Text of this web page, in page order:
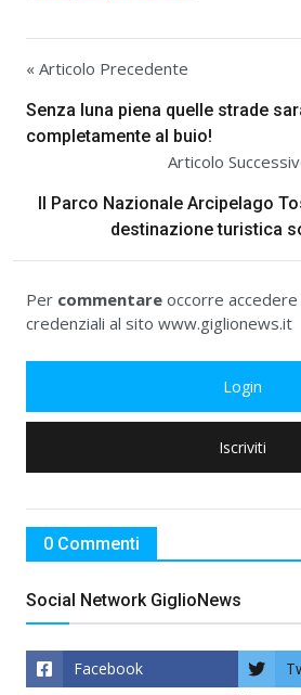
« Articolo Precedente
Senza luna piena quelle strade
completamente al buio!
Articolo
Il Parco Nazionale Arcipelago
destinazione turistica
Per commentare occorre
credenziali al sito www.giglionews.it
Login
Iscriviti
0 Commenti
Social Network GiglioNews
Facebook